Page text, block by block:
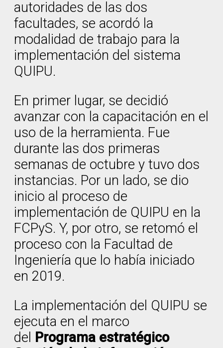
autoridades de las dos
facultades, se acordó la
modalidad de trabajo para la
implementación del sistema
QUIPU.
En primer lugar, se decidió
avanzar con la capacitación en el
uso de la herramienta. Fue
durante las dos primeras
semanas de octubre y tuvo dos
instancias. Por un lado, se dio
inicio al proceso de
implementación de QUIPU en la
FCPyS. Y, por otro, se retomó el
proceso con la Facultad de
Ingeniería que lo había iniciado
en 2019.
La implementación del QUIPU se
ejecuta en el marco
del
Programa estratégico